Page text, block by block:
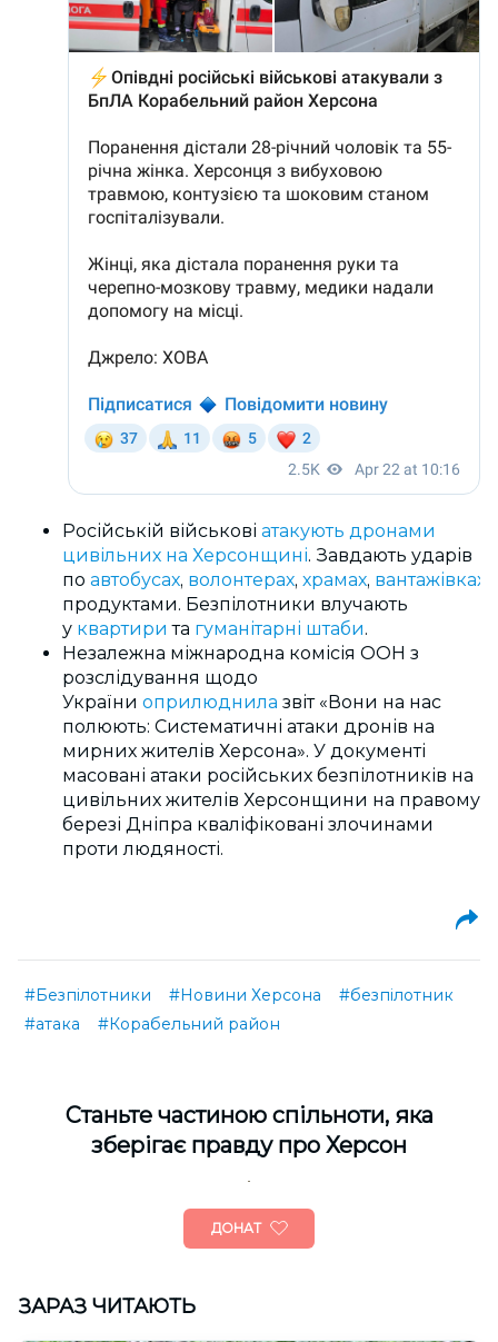
Російській військові атакують дронами
цивільних на Херсонщині. Завдають ударів
по автобусах, волонтерах, храмах, вантажівках
продуктами. Безпілотники влучають
у квартирита гуманітарні штаби.
Незалежна міжнародна комісія ООН з
розслідування щодо
України оприлюднила звіт «Вони на нас
полюють: Систематичні атаки дронів на
мирних жителів Херсона». У документі
масовані атаки російських безпілотників на
цивільних жителів Херсонщини на правому
березі Дніпра кваліфіковані злочинами
проти людяності.
#Безпілотники #Новини Херсона
#безпілотник
#атака
#Корабельний район
Cтаньте частиною спільноти, яка
зберігає правду про Херсон
ДОНАТ
ЗАРАЗ ЧИТАЮТЬ